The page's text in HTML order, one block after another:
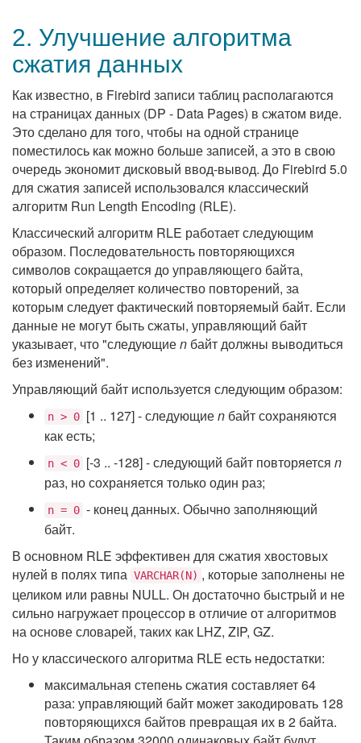
2. Улучшение алгоритма
сжатия данных
Как известно, в Firebird записи таблиц располагаются
на страницах данных (DP - Data Pages) в сжатом виде.
Это сделано для того, чтобы на одной странице
поместилось как можно больше записей, а это в свою
очередь экономит дисковый ввод-вывод. До Firebird 5.0
для сжатия записей использовался классический
алгоритм Run Length Encoding (RLE).
Классический алгоритм RLE работает следующим
образом. Последовательность повторяющихся
символов сокращается до управляющего байта,
который определяет количество повторений, за
которым следует фактический повторяемый байт. Если
данные не могут быть сжаты, управляющий байт
указывает, что "следующиеn байт должны выводиться
без изменений".
Управляющий байт используется следующим образом:
n > 0 [1 .. 127] - следующиеn байт сохраняются
как есть;
n < 0 [-3 .. -128] - следующий байт повторяется n
раз, но сохраняется только один раз;
n = 0 - конец данных. Обычно заполняющий
байт.
В основном RLE эффективен для сжатия хвостовых
нулей в полях типа VARCHAR(N) , которые заполнены не
целиком или равны NULL. Он достаточно быстрый и не
сильно нагружает процессор в отличие от алгоритмов
на основе словарей, таких как LHZ, ZIP, GZ.
Но у классического алгоритма RLE есть недостатки:
максимальная степень сжатия составляет 64
раза: управляющий байт может закодировать 128
повторяющихся байтов превращая их в 2 байта.